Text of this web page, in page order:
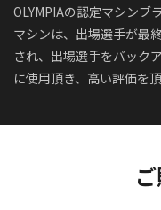
OLYMPIAの認定マシンブ
マシンは、出場選手が最
され、出場選手をバック
に使用頂き、高い評価を